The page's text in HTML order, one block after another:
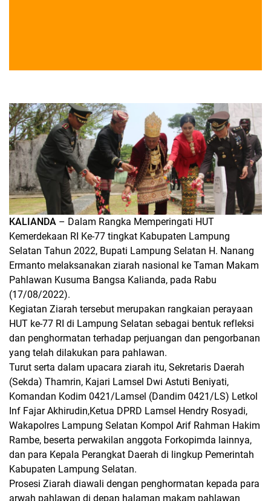
KALIANDA – Dalam Rangka Memperingati HUT
Kemerdekaan RI Ke-77 tingkat Kabupaten Lampung
Selatan Tahun 2022, Bupati Lampung Selatan H. Nanang
Ermanto melaksanakan ziarah nasional ke Taman Makam
Pahlawan Kusuma Bangsa Kalianda, pada Rabu
(17/08/2022).
Kegiatan Ziarah tersebut merupakan rangkaian perayaan
HUT ke-77 RI di Lampung Selatan sebagai bentuk refleksi
dan penghormatan terhadap perjuangan dan pengorbanan
yang telah dilakukan para pahlawan.
Turut serta dalam upacara ziarah itu, Sekretaris Daerah
(Sekda) Thamrin, Kajari Lamsel Dwi Astuti Beniyati,
Komandan Kodim 0421/Lamsel (Dandim 0421/LS) Letkol
Inf Fajar Akhirudin,Ketua DPRD Lamsel Hendry Rosyadi,
Wakapolres Lampung Selatan Kompol Arif Rahman Hakim
Rambe, beserta perwakilan anggota Forkopimda lainnya,
dan para Kepala Perangkat Daerah di lingkup Pemerintah
Kabupaten Lampung Selatan.
Prosesi Ziarah diawali dengan penghormatan kepada para
arwah pahlawan di depan halaman makam pahlawan